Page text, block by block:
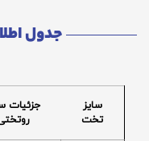
جدول
سایز
تخت